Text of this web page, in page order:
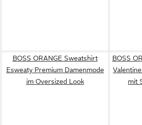
BOSS ORANGE Sweatshirt
Esweaty Premium Damenmode
im Oversized Look
BOSS
mit